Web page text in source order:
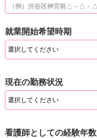
就業開始希望時期
現在の勤務状況
看護師としての経験年数